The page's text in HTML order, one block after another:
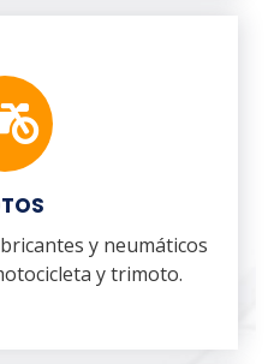
y neumáticos
y trimoto.